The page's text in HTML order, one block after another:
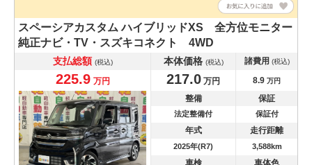
スペーシアカスタムハイブリッドXS 全方位モニター
純正ナビ・TV・スズキコネクト 4WD
支払総額 (税込) 本体価格 (税込) 諸費用 (税込)
225.9 万円 217.0 万円 8.9 万円
整備 保証
法定整備付 保証付
年式 走行距離
2025年(R7) 3,588km
車検 車体色